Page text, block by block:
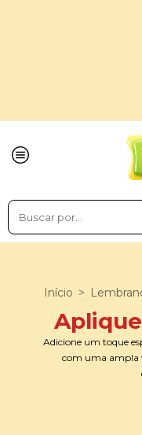
Início >
Adicione um toque
com uma ampla